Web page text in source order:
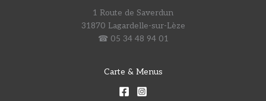
1 Route de Saverdun
31870 Lagardelle-sur-Lèze
☎ 05 34 48 94 01
Carte & Menus